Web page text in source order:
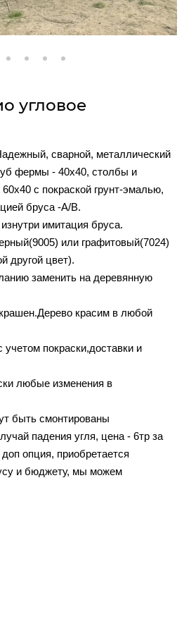
угловое
сварной, металлический
фермы - 40х40, столбы и
с покраской грунт-эмалью,
бруса -A/B.
имитация бруса.
или графитовый(7024)
другой цвет).
заменить на деревянную
красим в любой
покраски,доставки и
любые изменения в
быть смонтированы
падения угля, цена - 6тр за
опция, приобретается
и бюджету, мы можем